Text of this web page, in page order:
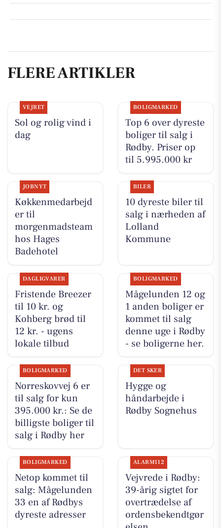
FLERE ARTIKLER
VEJRET
Sol og rolig vind i
dag
BOLIGMARKED
Top 6 over dyreste
boliger til salg i
Rødby. Priser op
til 5.995.000 kr
JOBNYT
Køkkenmedarbejd
er til
morgenmadsteam
hos Hages
Badehotel
BILER
10 dyreste biler til
salg i nærheden af
Lolland
Kommune
DAGLIGVARER
Fristende Breezer
til 10 kr. og
Kohberg brød til
12 kr. - ugens
lokale tilbud
BOLIGMARKED
Mågelunden 12 og
1 anden boliger er
kommet til salg
denne uge i Rødby
- se boligerne her.
BOLIGMARKED
Norreskovvej 6 er
til salg for kun
395.000 kr.: Se de
billigste boliger til
salg i Rødby her
DET SKER
Hygge og
håndarbejde i
Rødby Sognehus
BOLIGMARKED
Netop kommet til
salg: Mågelunden
33 en af Rødbys
dyreste adresser
ALARM112
Vejvrede i Rødby:
39-årig sigtet for
overtrædelse af
ordensbekendtgør